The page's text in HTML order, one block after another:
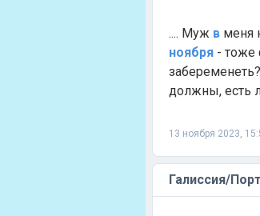
.... Муж в меня
ноября - тоже
должны, есть
13 ноября 2023,
Галиссия/